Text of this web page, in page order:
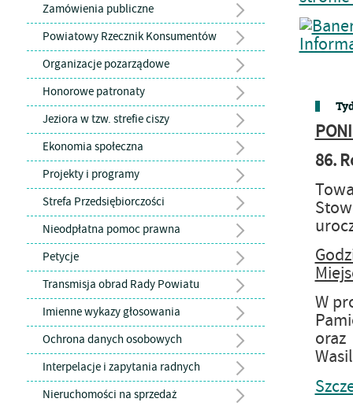
Zamówienia publiczne
Powiatowy Rzecznik Konsumentów
Organizacje pozarządowe
Honorowe patronaty
Jeziora w tzw. strefie ciszy
Ekonomia społeczna
Projekty i programy
Strefa Przedsiębiorczości
Nieodpłatna pomoc prawna
Petycje
Transmisja obrad Rady Powiatu
Imienne wykazy głosowania
Ochrona danych osobowych
Interpelacje i zapytania radnych
Nieruchomości na sprzedaż
86.
W